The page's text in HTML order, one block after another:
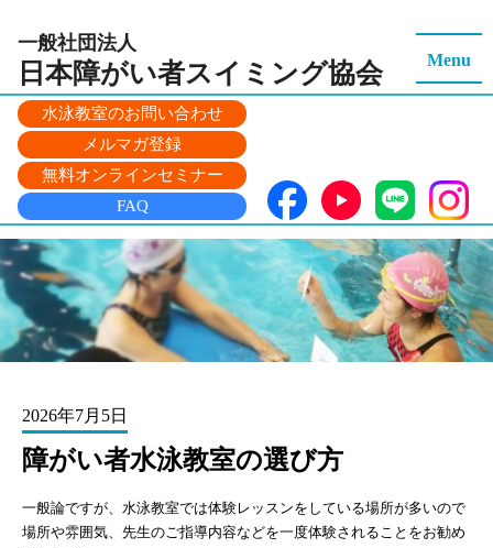
一般社団法人
日本障がい者スイミング協会
水泳教室のお問い合わせ
メルマガ登録
無料オンラインセミナー
FAQ
Menu
2026年7月5日
障がい者水泳教室の選び方
一般論ですが、水泳教室では体験レッスンをしている場所が多いので
場所や雰囲気、先生のご指導内容などを一度体験されることをお勧め